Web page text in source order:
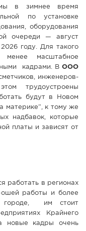
мы в зимнее время
по установке
оборудования
очереди — август
году. Для такого
масштабное
кадрами. В ООО
инженеров-
этом трудоустроены
будут в Новом
материке”, к тому же
надбавок, которые
платы и зависят от
работать в регионах
работы и более
городе, им стоит
Крайнего
новые кадры очень